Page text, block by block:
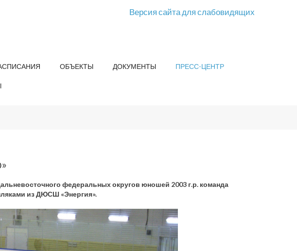
Версия сайта для слабовидящих
ОБЪЕКТЫ ДОКУМЕНТЫ ПРЕСС-ЦЕНТР
федеральных округов юношей 2003 г.р. команда
из ДЮСШ «Энергия».